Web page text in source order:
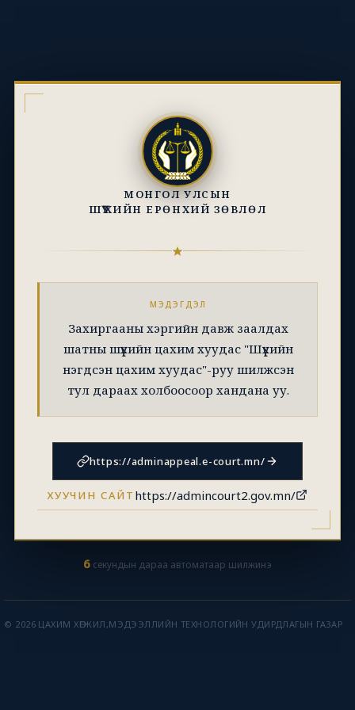
МОНГОЛ УЛСЫН
ШҮҮХИЙН ЕРӨНХИЙ ЗӨВЛӨЛ
МЭДЭГДЭЛ
Захиргааны хэргийн давж заалдах
шатны шүүхийн цахим хуудас "Шүүхийн
нэгдсэн цахим хуудас"-руу шилжсэн
тул дараах холбоосоор хандана уу.
https://adminappeal.e-court.mn/
ХУУЧИН САЙТ https://admincourt2.gov.mn/
6 секундын дараа автоматаар шилжинэ
© 2026 ЦАХИМ ХӨГЖИЛ,МЭДЭЭЛЛИЙН ТЕХНОЛОГИЙН УДИРДЛАГЫН ГАЗАР